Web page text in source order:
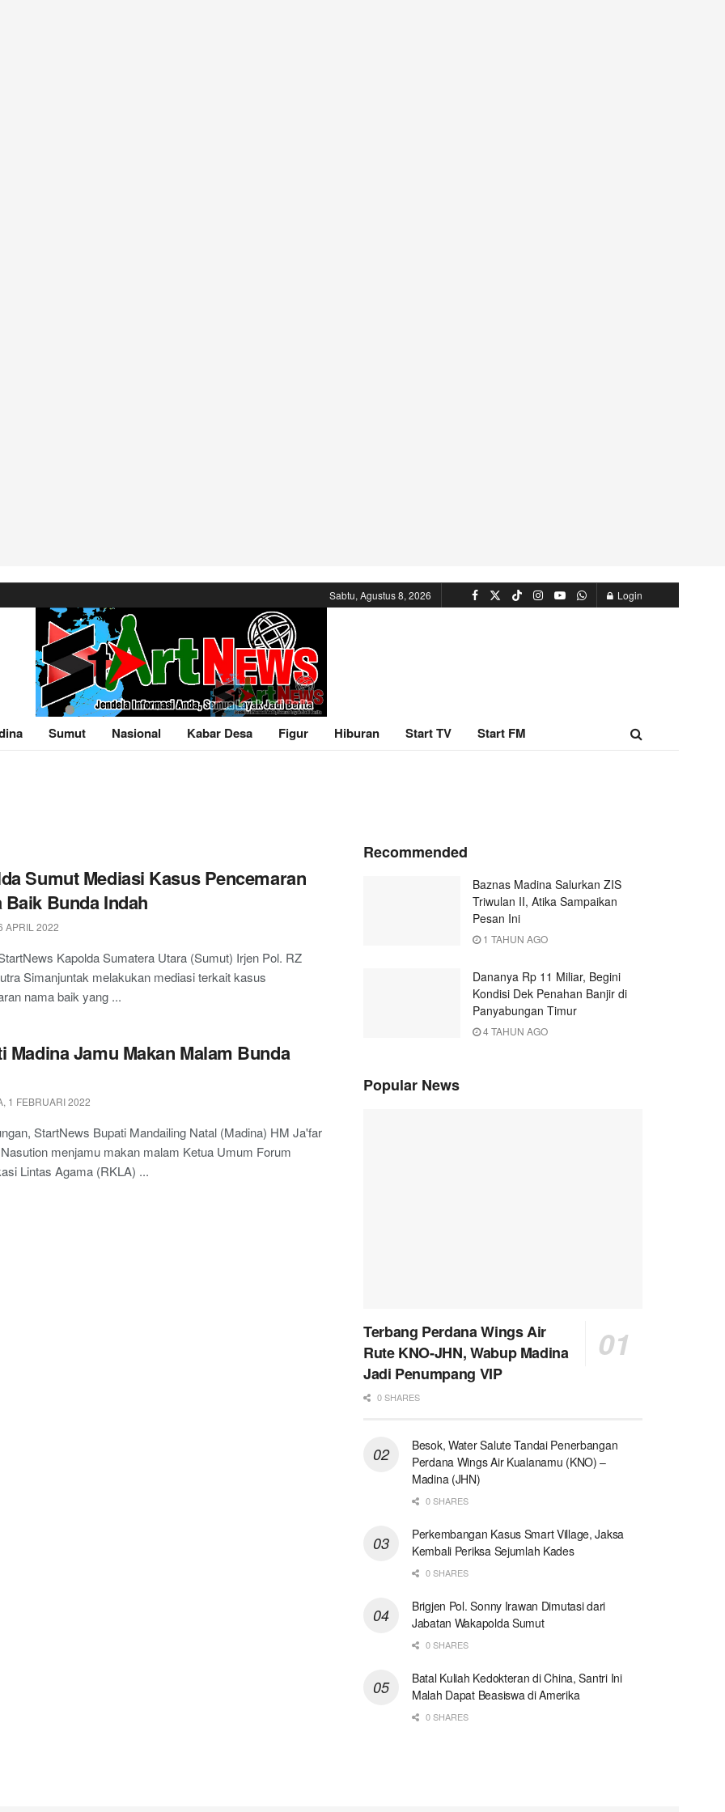
Sabtu, Agustus 8, 2026 Login
Sumut Nasional Kabar Desa Figur Hiburan Start TV Start FM
Sumut Mediasi Kasus Pencemaran
Baik Bunda Indah
APRIL 2022
Kapolda Sumatera Utara (Sumut) Irjen Pol. RZ
Simanjuntak melakukan mediasi terkait kasus
nama baik yang ...
Madina Jamu Makan Malam Bunda
1 FEBRUARI 2022
StartNews Bupati Mandailing Natal (Madina) HM Ja'far
menjamu makan malam Ketua Umum Forum
Lintas Agama (RKLA) ...
Recommended
Baznas Madina Salurkan ZIS
Triwulan II, Atika Sampaikan
Pesan Ini
1 TAHUN AGO
Dananya Rp 11 Miliar, Begini
Kondisi Dek Penahan Banjir di
Panyabungan Timur
4 TAHUN AGO
Popular News
Terbang Perdana Wings Air
Rute KNO-JHN, Wabup Madina
Jadi Penumpang VIP
0 SHARES
Besok, Water Salute Tandai Penerbangan
Perdana Wings Air Kualanamu (KNO) –
Madina (JHN)
0 SHARES
Perkembangan Kasus Smart Village, Jaksa
Kembali Periksa Sejumlah Kades
0 SHARES
Brigjen Pol. Sonny Irawan Dimutasi dari
Jabatan Wakapolda Sumut
0 SHARES
Batal Kuliah Kedokteran di China, Santri Ini
Malah Dapat Beasiswa di Amerika
0 SHARES